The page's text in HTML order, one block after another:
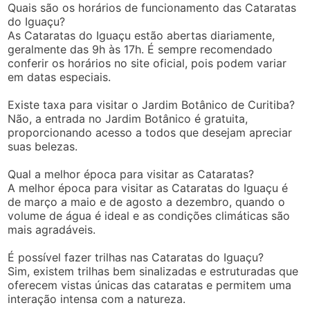
Quais são os horários de funcionamento das Cataratas
do Iguaçu?
As Cataratas do Iguaçu estão abertas diariamente,
geralmente das 9h às 17h. É sempre recomendado
conferir os horários no site oficial, pois podem variar
em datas especiais.
Existe taxa para visitar o Jardim Botânico de Curitiba?
Não, a entrada no Jardim Botânico é gratuita,
proporcionando acesso a todos que desejam apreciar
suas belezas.
Qual a melhor época para visitar as Cataratas?
A melhor época para visitar as Cataratas do Iguaçu é
de março a maio e de agosto a dezembro, quando o
volume de água é ideal e as condições climáticas são
mais agradáveis.
É possível fazer trilhas nas Cataratas do Iguaçu?
Sim, existem trilhas bem sinalizadas e estruturadas que
oferecem vistas únicas das cataratas e permitem uma
interação intensa com a natureza.